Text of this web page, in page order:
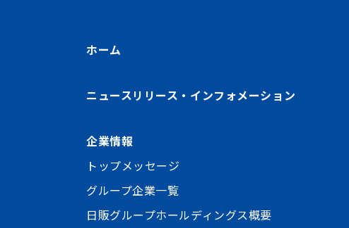
ホーム
ニュースリリース・インフォメーション
企業情報
トップメッセージ
グループ企業一覧
日販グループホールディングス概要